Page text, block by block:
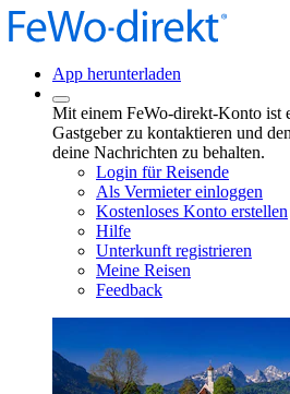
App herunterladen
Mit einem FeWo-direkt-Konto ist
Gastgeber zu kontaktieren und
deine Nachrichten zu behalten.
Login für Reisende
Als Vermieter einloggen
Kostenloses Konto erstellen
Hilfe
Unterkunft registrieren
Meine Reisen
Feedback